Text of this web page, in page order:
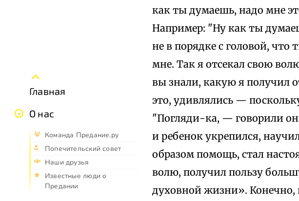
Главная
О нас
Команда Предание.ру
Попечительский совет
Наши друзья
Известные люди о
Предании
как ты думаешь, надо мне
Например: "Ну как ты
не в порядке с головой,
мне. Так я отсекал свою
вы знали, какую я получил
это, удивлялись —
"Погляди-ка, — говорили
и ребенок укрепился,
образом помощь, стал
волю, получил пользу
духовной жизни». Конечно,